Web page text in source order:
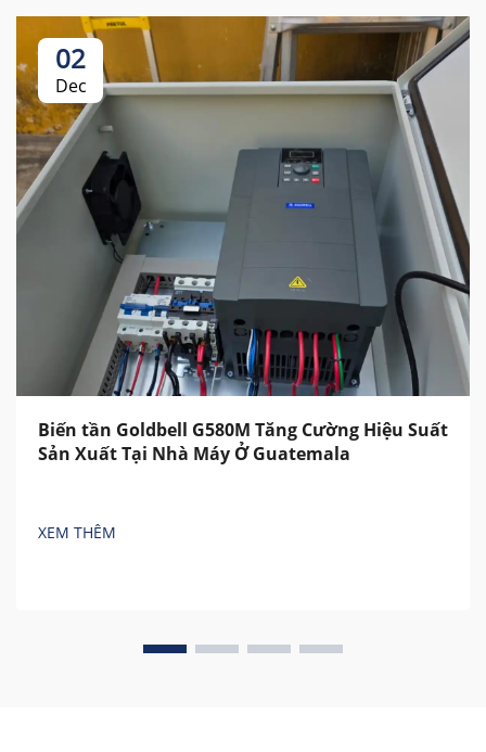
02
Dec
Biến tần Goldbell G580M Tăng Cường Hiệu Suất
Sản Xuất Tại Nhà Máy Ở Guatemala
XEM THÊM